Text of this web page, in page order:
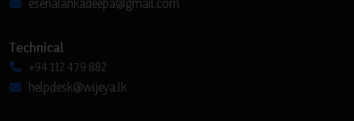
Technical
+94 112 479 882
helpdesk@wijeya.lk